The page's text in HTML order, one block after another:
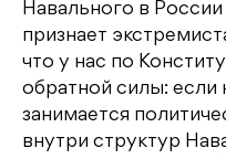
Навального в
признает
что у нас по
обратной силы: если
занимается
внутри структур